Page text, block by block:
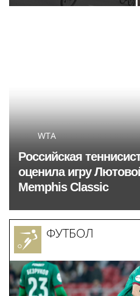
посоревнуются бегуны
WTA
Российская
оценила игру
Memphis Classic
ФУТБОЛ